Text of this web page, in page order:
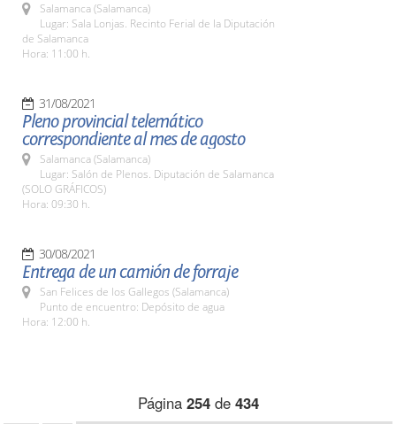
Salamanca (Salamanca)
Lugar: Sala Lonjas. Recinto Ferial de la Diputación
de Salamanca
Hora: 11:00 h.
31/08/2021
Pleno provincial telemático
correspondiente al mes de agosto
Salamanca (Salamanca)
Lugar: Salón de Plenos. Diputación de Salamanca
(SOLO GRÁFICOS)
Hora: 09:30 h.
30/08/2021
Entrega de un camión de forraje
San Felices de los Gallegos (Salamanca)
Punto de encuentro: Depósito de agua
Hora: 12:00 h.
Página 254de 434